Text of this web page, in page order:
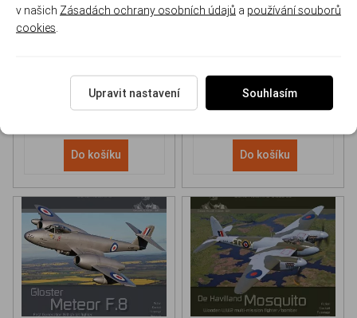
613 Kč/ ks
Do košíku
565 Kč/ ks
Do košíku
v našich Zásadách ochrany osobních údajů a používání souborů
cookies
Upravit nastavení Souhlasím